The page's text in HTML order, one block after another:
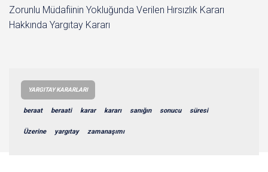
Zorunlu Müdafiinin Yokluğunda Verilen Hırsızlık Kararı
Hakkında Yargıtay Kararı
YARGITAY KARARLARI
beraat beraati karar kararı sanığın sonucu süresi
Üzerine yargıtay zamanaşımı